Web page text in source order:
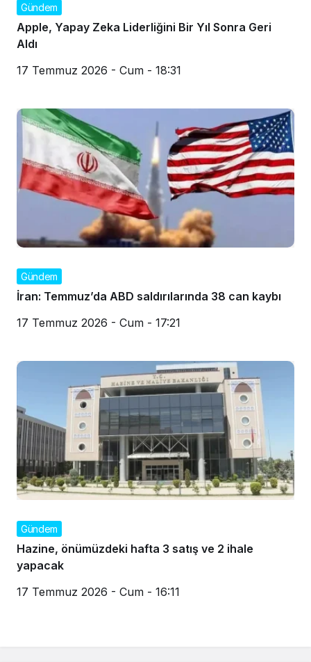
Gündem
Apple, Yapay Zeka Liderliğini Bir Yıl Sonra Geri
Aldı
17 Temmuz 2026 - Cum - 18:31
Gündem
İran: Temmuz’da ABD saldırılarında 38 can kaybı
17 Temmuz 2026 - Cum - 17:21
Gündem
Hazine, önümüzdeki hafta 3 satış ve 2 ihale
yapacak
17 Temmuz 2026 - Cum - 16:11